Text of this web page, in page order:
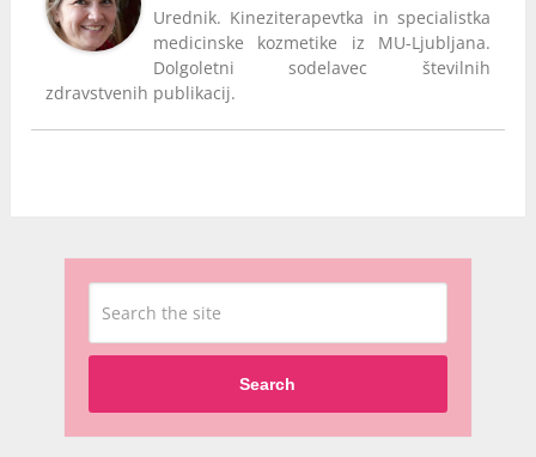
Urednik. Kineziterapevtka in specialistka
medicinske kozmetike iz MU-Ljubljana.
Dolgoletni sodelavec številnih
zdravstvenih publikacij.
Search